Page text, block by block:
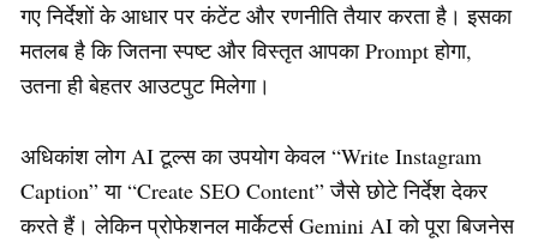
गए निर्देशों के आधार पर कंटेंट और रणनीति तैयार करता है। इसका
मतलब है कि जितना स्पष्ट और विस्तृत आपका Prompt होगा,
उतना ही बेहतर आउटपुट मिलेगा।
अधिकांश लोग AI टूल्स का उपयोग केवल “Write Instagram
Caption” या “Create SEO Content” जैसे छोटे निर्देश देकर
करते हैं। लेकिन प्रोफेशनल मार्केटर्स Gemini AI को पूरा बिजनेस